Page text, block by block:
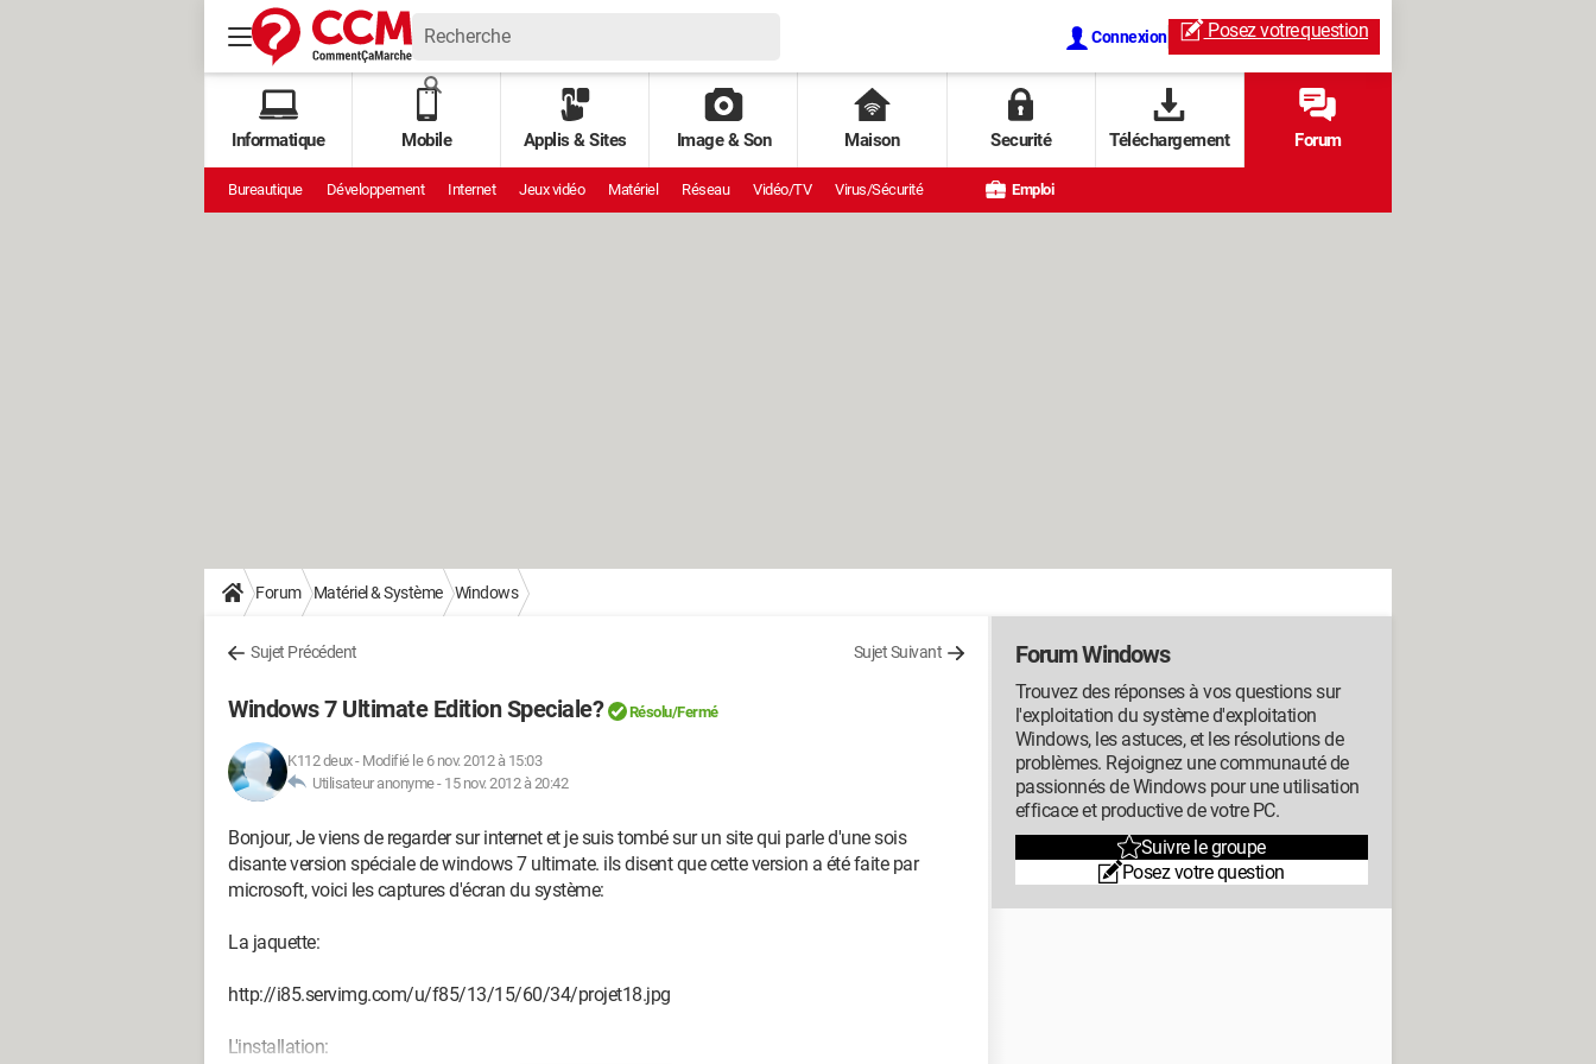
Connexion Posez votrequestion
Informatique Mobile Applis & Sites Image & Son Maison Securité Téléchargement Forum
Bureautique Développement Internet Jeux vidéo Matériel Réseau Vidéo/TV Virus/Sécurité Emploi
Forum Matériel & Système Windows
Sujet Précédent Sujet Suivant
Windows 7 Ultimate Edition Speciale? Résolu/Fermé
K112 deux- Modifié le 6 nov. 2012 à 15:03
Utilisateur anonyme - 15 nov. 2012 à 20:42
Bonjour, Je viens de regarder sur internet et je suis tombé sur un site qui parle d'une sois
disante version spéciale de windows 7 ultimate. ils disent que cette version a été faite par
microsoft, voici les captures d'écran du système:
La jaquette:
http://i85.servimg.com/u/f85/13/15/60/34/projet18.jpg
L'installation:
Forum Windows
Trouvez des réponses à vos questions sur
l'exploitation du système d'exploitation
Windows, les astuces, et les résolutions de
problèmes. Rejoignez une communauté de
passionnés de Windows pour une utilisation
efficace et productive de votre PC.
Suivre le groupe
Posez votre question